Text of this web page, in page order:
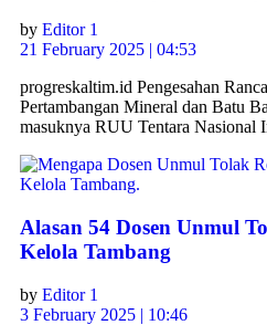
by Editor 1
21 February 2025 | 04:53
progreskaltim.id Pengesahan
Pertambangan Mineral dan Batu
masuknya RUU Tentara Nasional
Alasan 54 Dosen Unmul
Kelola Tambang
by Editor 1
3 February 2025 | 10:46